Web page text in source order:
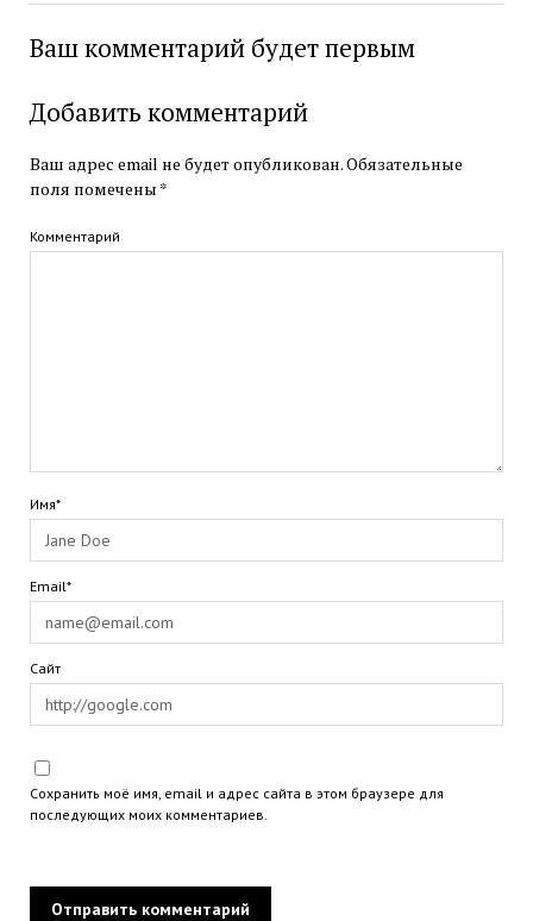
Ваш комментарий будет первым
Добавить комментарий
Ваш адрес email не будет опубликован.Обязательные
поля помечены *
Комментарий
Имя*
Email*
Сайт
Сохранить моё имя, email и адрес сайта в этом браузере для
последующих моих комментариев.